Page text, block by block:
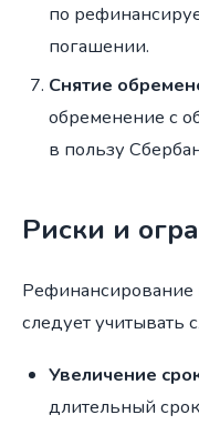
по
погашении.
Снятие
обременение с
в пользу
Риски и
следует
Увеличение
длительный